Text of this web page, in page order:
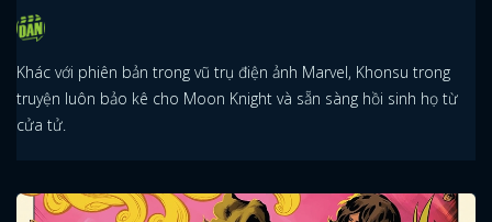
Khác với phiên bản trong vũ trụ điện ảnh Marvel, Khonsu trong
truyện luôn bảo kê cho Moon Knight và sẵn sàng hồi sinh họ từ
cửa tử.